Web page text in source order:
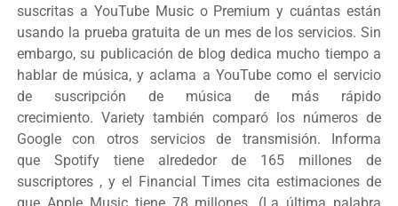
suscritas a YouTube Music o Premium y cuántas están
usando la prueba gratuita de un mes de los servicios. Sin
embargo, su publicación de blog dedica mucho tiempo a
hablar de música, y aclama a YouTube como el servicio
de suscripción de música de más rápido
crecimiento. Variety también comparó los números de
Google con otros servicios de transmisión. Informa
que Spotify tiene alrededor de 165 millones de
suscriptores , y el Financial Times cita estimaciones de